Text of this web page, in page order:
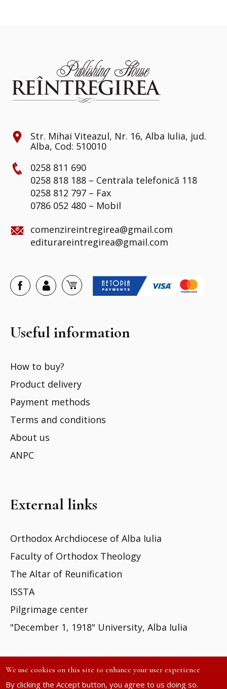
Str. Mihai Viteazul, Nr. 16, Alba Iulia, jud.
Alba, Cod: 510010
0258 811 690
0258 818 188 – Centrala telefonică 118
0258 812 797 – Fax
0786 052 480 – Mobil
comenzireintregirea@gmail.com
editurareintregirea@gmail.com
Useful information
How to buy?
Product delivery
Payment methods
Terms and conditions
About us
ANPC
External links
Orthodox Archdiocese of Alba Iulia
Faculty of Orthodox Theology
The Altar of Reunification
ISSTA
Pilgrimage center
"December 1, 1918" University, Alba Iulia
We use cookies on this site to enhance your user experience
By clicking the Accept button, you agree to us doing so.